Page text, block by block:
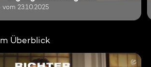
vom 23.10.2025
Überblick